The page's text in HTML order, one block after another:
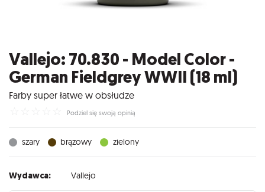
Vallejo: 70.830 - Model Color -
German Fieldgrey WWII (18 ml)
Farby super łatwe w obsłudze
Podziel się swoją opinią
szary brązowy zielony
Wydawca: Vallejo